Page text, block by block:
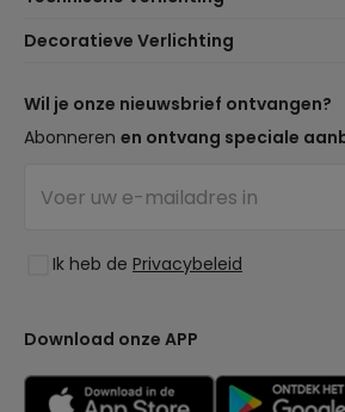
Klantenservice
Verzendmethoden
Bent u een Professional?
Professionele Pakketten
Veelgestelde Vragen (FAQ)
Inloggen
Merken
LED Besparingscalculator
Bedrijfsverlichting
Decoratieve Verlichting
Trends
Premium Decoratiemerken
Ruimtes
Collecties
Wil je onze nieuwsbrief ontvangen?
Abonneren en ontvang speciale
Ik heb de Privacybeleid
Download onze APP